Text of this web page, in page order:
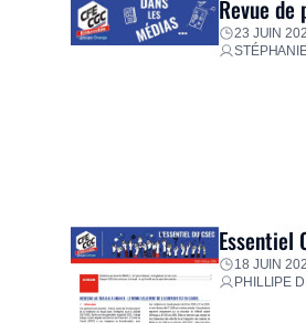
Revue
23 JUIN
Essentiel
18 JUIN
PHILLIPE